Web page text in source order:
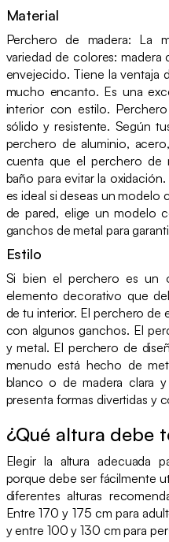
Material
Perchero de madera: La
variedad de colores: madera
envejecido. Tiene la ventaja
mucho encanto. Es una
interior con estilo.
sólido y resistente. Según
perchero de aluminio,
cuenta que el perchero de
baño para evitar la
es ideal si deseas un
de pared, elige un modelo
ganchos de metal para
Estilo
Si bien el perchero es un
elemento decorativo que
de tu interior. El perchero de
con algunos ganchos. El
y metal. El perchero de
menudo está hecho de
blanco o de madera clara
presenta formas divertidas y
¿Qué altura debe
Elegir la altura adecuada
porque debe ser fácilmente
diferentes alturas
Entre 170 y 175 cm para
y entre 100 y 130 cm para